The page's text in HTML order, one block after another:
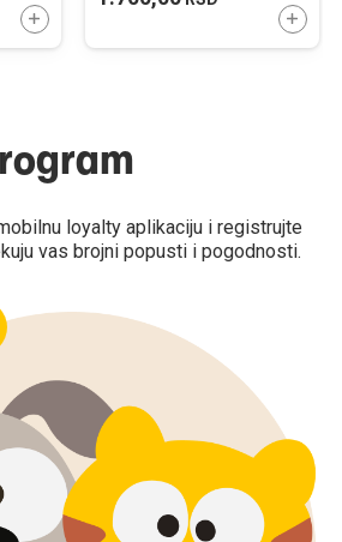
DODAJTE U KORPU
loyalty aplikaciju i registrujte
vas brojni popusti i pogodnosti.